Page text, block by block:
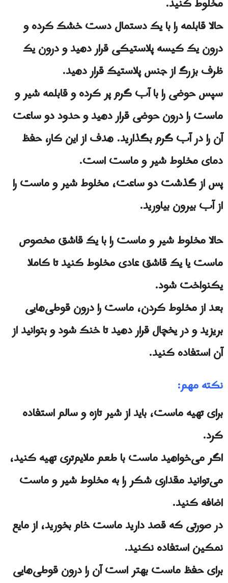
حالا قابلمه را با یک دستمال دست خشک کرده و
درون یک کیسه پلاستیکی قرار دهید و درون یک
ظرف بزرگ از جنس پلاستیک قرار دهید.
سپس حوضی را با آب گرم پر کرده و قابلمه شیر و
ماست را درون حوضی قرار دهید و حدود دو ساعت
آن را در آب گرم بگذارید. هدف از این کار، حفظ
دمای مخلوط شیر و ماست است.
پس از گذشت دو ساعت، مخلوط شیر و ماست را
از آب بیرون بیاورید.
حالا مخلوط شیر و ماست را با یک قاشق مخصوص
ماست یا یک قاشق عادی مخلوط کنید تا کاملا
یکنواخت شود.
بعد از مخلوط کردن، ماست را درون قوطی‌هایی
بریزید و در یخچال قرار دهید تا خنک شود و بتوانید از
آن استفاده کنید.
نکته مهم:
برای تهیه ماست، باید از شیر تازه و سالم استفاده
کرد.
اگر می‌خواهید ماست با طعم ملایم‌تری تهیه کنید،
می‌توانید مقداری شکر را به مخلوط شیر و ماست
اضافه کنید.
در صورتی که قصد دارید ماست خام بخورید، از مایع
نمکین استفاده نکنید.
برای حفظ ماست بهتر است آن را درون قوطی‌هایی